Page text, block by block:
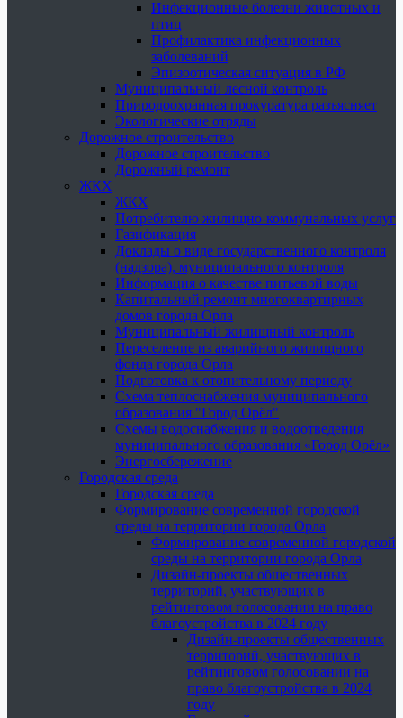
Инфекционные болезни животных и
птиц
Профилактика инфекционных
заболеваний
Эпизоотическая ситуация в РФ
Муниципальный лесной контроль
Природоохранная прокуратура разъясняет
Экологические отряды
Дорожное строительство
Дорожное строительство
Дорожный ремонт
ЖКХ
ЖКХ
Потребителю жилищно-коммунальных услуг
Газификация
Доклады о виде государственного контроля
(надзора), муниципального контроля
Информация о качестве питьевой воды
Капитальный ремонт многоквартирных
домов города Орла
Муниципальный жилищный контроль
Переселение из аварийного жилищного
фонда города Орла
Подготовка к отопительному периоду
Схема теплоснабжения муниципального
образования "Город Орёл"
Схемы водоснабжения и водоотведения
муниципального образования «Город Орёл»
Энергосбережение
Городская среда
Городская среда
Формирование современной городской
среды на территории города Орла
Формирование современной городской
среды на территории города Орла
Дизайн-проекты общественных
территорий, участвующих в
рейтинговом голосовании на право
благоустройства в 2024 году
Дизайн-проекты общественных
территорий, участвующих в
рейтинговом голосовании на
право благоустройства в 2024
году